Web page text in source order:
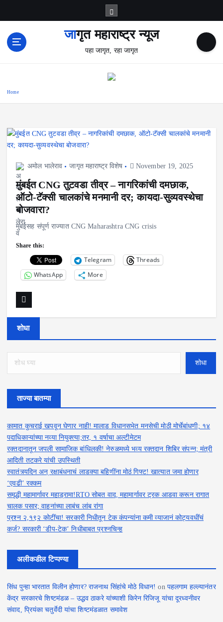
जागृत महाराष्ट्र न्यूज
पहा जागृत, रहा जागृत
Home
अमोल भालेराव जागृत महाराष्ट्र विशेष November 19, 2025
मुंबईत CNG तुटवडा तीव्र – नागरिकांची दमछाक,
ऑटो-टॅक्सी चालकांचे मनमानी दर; कायदा-सुव्यवस्थेचा
बोजवारा?
मुंबईसह संपूर्ण राज्यात CNG Maharashtra CNG crisis
Share this:
Telegram
Threads
WhatsApp
More
शोधा
शोधा
ताज्या बातम्या
कामात कुचराई खपवून घेणार नाही! मालाड विधानसभेत मनसेची मोठी मोर्चेबांधणी; १४
पदाधिकाऱ्यांच्या नव्या नियुक्त्या;तर, १ वर्षाचा अल्टीमेटम
रक्तदानातून जपली सामाजिक बांधिलकी! नेरुळमध्ये भव्य रक्तदान शिबिर संपन्न; मंत्री
आदिती तटकरे यांची उपस्थिती
स्वातंत्र्यदिन अन् रक्षाबंधनाचं लाडक्या बहि‍णींना मोठं गिफ्ट! खात्यात जमा होणार
‘एवढी’ रक्कम
समृद्धी महामार्गावर महाड्रामा!RTO सोबत वाद, महामार्गावर ट्रक आडवा करून रागात
चालक पसार; वाहनांच्या लाबंच लांब रांगा
प्रश्न २,१९२ कोटींचा! सरकारी निधीतून टेक कंपन्यांना कमी व्याजानं कोट्यवधींचं
कर्ज? सरकारी ‘डीप-टेक’ निधीबाबत प्रश्नचिन्ह
अलीकडील टिप्पण्या
सिंध पुन्हा भारतात विलीन होणार? राजनाथ सिंहांचे मोठे विधान! on पहलगाम हल्ल्यानंतर
केंद्र सरकारचे शिष्टमंडळ – उद्धव ठाकरे यांच्याशी किरेन रिजिजू यांचा दूरध्वनीवर
संवाद, प्रियंका चतुर्वेदी यांचा शिष्टमंडळात समावेश